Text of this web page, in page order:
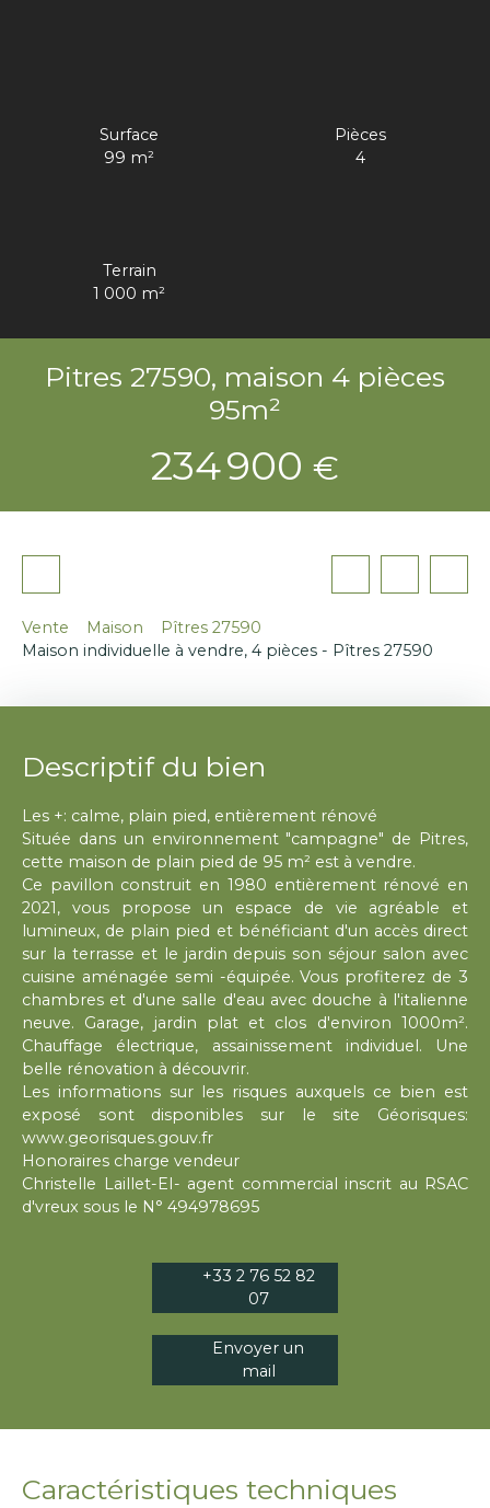
Surface
99 m²
Pièces
4
Terrain
1 000 m²
Pitres 27590, maison 4 pièces
95m²
234 900 €
Vente Maison
Pîtres 27590
Maison individuelle à vendre, 4 pièces - Pîtres 27590
Descriptif du bien
Les +: calme, plain pied, entièrement rénové
Située dans un environnement "campagne" de Pitres,
cette maison de plain pied de 95 m² est à vendre.
Ce pavillon construit en 1980 entièrement rénové en
2021, vous propose un espace de vie agréable et
lumineux, de plain pied et bénéficiant d'un accès direct
sur la terrasse et le jardin depuis son séjour salon avec
cuisine aménagée semi -équipée. Vous profiterez de 3
chambres et d'une salle d'eau avec douche à l'italienne
neuve. Garage, jardin plat et clos d'environ 1000m².
Chauffage électrique, assainissement individuel. Une
belle rénovation à découvrir.
Les informations sur les risques auxquels ce bien est
exposé sont disponibles sur le site Géorisques:
www.georisques.gouv.fr
Honoraires charge vendeur
Christelle Laillet-EI- agent commercial inscrit au RSAC
d'vreux sous le N° 494978695
+33 2 76 52 82
07
Envoyer un
mail
Caractéristiques techniques